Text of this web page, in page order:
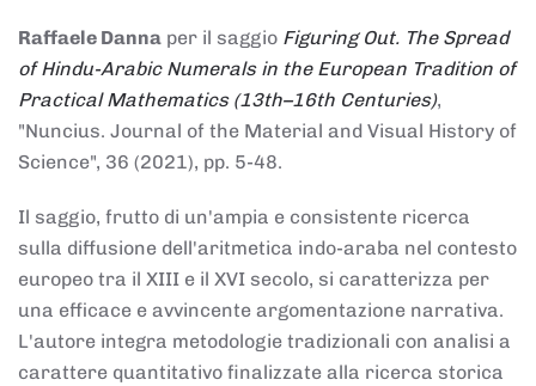
Raffaele Danna per il saggio Figuring Out. The Spread
of Hindu-Arabic Numerals in the European Tradition of
Practical Mathematics (13th–16th Centuries),
"Nuncius. Journal of the Material and Visual History of
Science", 36 (2021), pp. 5-48.
Il saggio, frutto di un'ampia e consistente ricerca
sulla diffusione dell'aritmetica indo-araba nel contesto
europeo tra il XIII e il XVI secolo, si caratterizza per
una efficace e avvincente argomentazione narrativa.
L'autore integra metodologie tradizionali con analisi a
carattere quantitativo finalizzate alla ricerca storica